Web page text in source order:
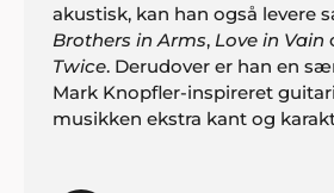
akustisk, kan han også levere
Brothers in Arms, Love in Vain
Twice. Derudover er han en
Mark Knopfler-inspireret
musikken ekstra kant og